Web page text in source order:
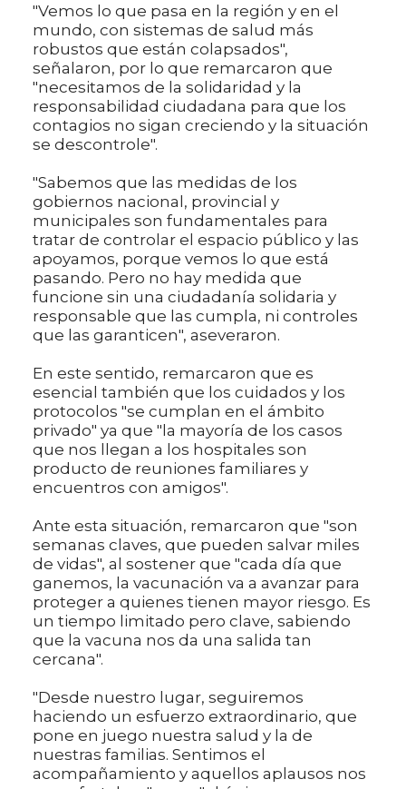
"Vemos lo que pasa en la región y en el
mundo, con sistemas de salud más
robustos que están colapsados",
señalaron, por lo que remarcaron que
"necesitamos de la solidaridad y la
responsabilidad ciudadana para que los
contagios no sigan creciendo y la situación
se descontrole".
"Sabemos que las medidas de los
gobiernos nacional, provincial y
municipales son fundamentales para
tratar de controlar el espacio público y las
apoyamos, porque vemos lo que está
pasando. Pero no hay medida que
funcione sin una ciudadanía solidaria y
responsable que las cumpla, ni controles
que las garanticen", aseveraron.
En este sentido, remarcaron que es
esencial también que los cuidados y los
protocolos "se cumplan en el ámbito
privado" ya que "la mayoría de los casos
que nos llegan a los hospitales son
producto de reuniones familiares y
encuentros con amigos".
Ante esta situación, remarcaron que "son
semanas claves, que pueden salvar miles
de vidas", al sostener que "cada día que
ganemos, la vacunación va a avanzar para
proteger a quienes tienen mayor riesgo. Es
un tiempo limitado pero clave, sabiendo
que la vacuna nos da una salida tan
cercana".
"Desde nuestro lugar, seguiremos
haciendo un esfuerzo extraordinario, que
pone en juego nuestra salud y la de
nuestras familias. Sentimos el
acompañamiento y aquellos aplausos nos